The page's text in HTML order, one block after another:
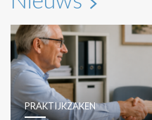
PRAKTIJKZAKEN